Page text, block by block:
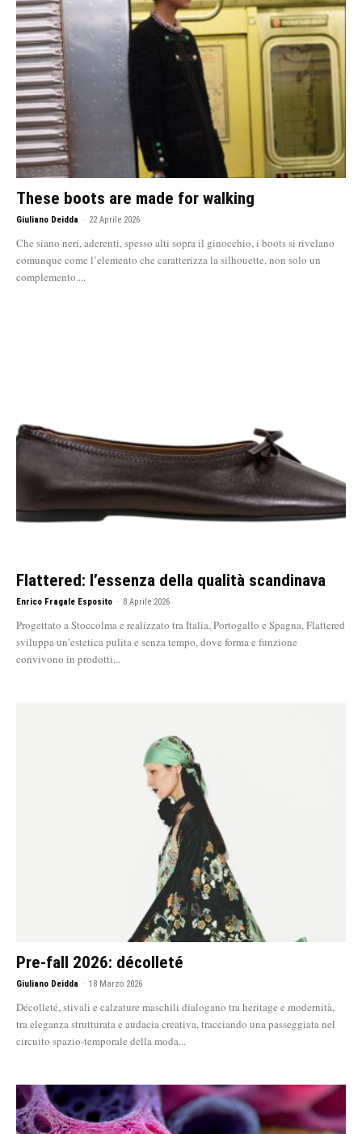
These boots are made for walking
Giuliano Deidda - 22 Aprile 2026
Che siano neri, aderenti, spesso alti sopra il ginocchio, i boots si rivelano
comunque come l’elemento che caratterizza la silhouette, non solo un
complemento....
Flattered: l’essenza della qualità scandinava
Enrico Fragale Esposito - 8 Aprile 2026
Progettato a Stoccolma e realizzato tra Italia, Portogallo e Spagna, Flattered
sviluppa un’estetica pulita e senza tempo, dove forma e funzione
convivono in prodotti...
Pre-fall 2026: décolleté
Giuliano Deidda - 18 Marzo 2026
Décolleté, stivali e calzature maschili dialogano tra heritage e modernità,
tra eleganza strutturata e audacia creativa, tracciando una passeggiata nel
circuito spazio-temporale della moda...